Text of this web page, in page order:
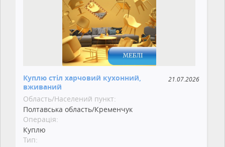
Куплю стіл харчовий кухонний,
вживаний
21.07.2026
Область/Населений пункт:
Полтавська область/Кременчук
Операція:
Куплю
Тип: